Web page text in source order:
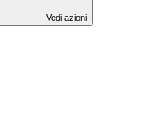
Vedi azioni